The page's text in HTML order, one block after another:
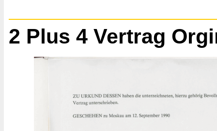
2 Plus 4 Vertrag